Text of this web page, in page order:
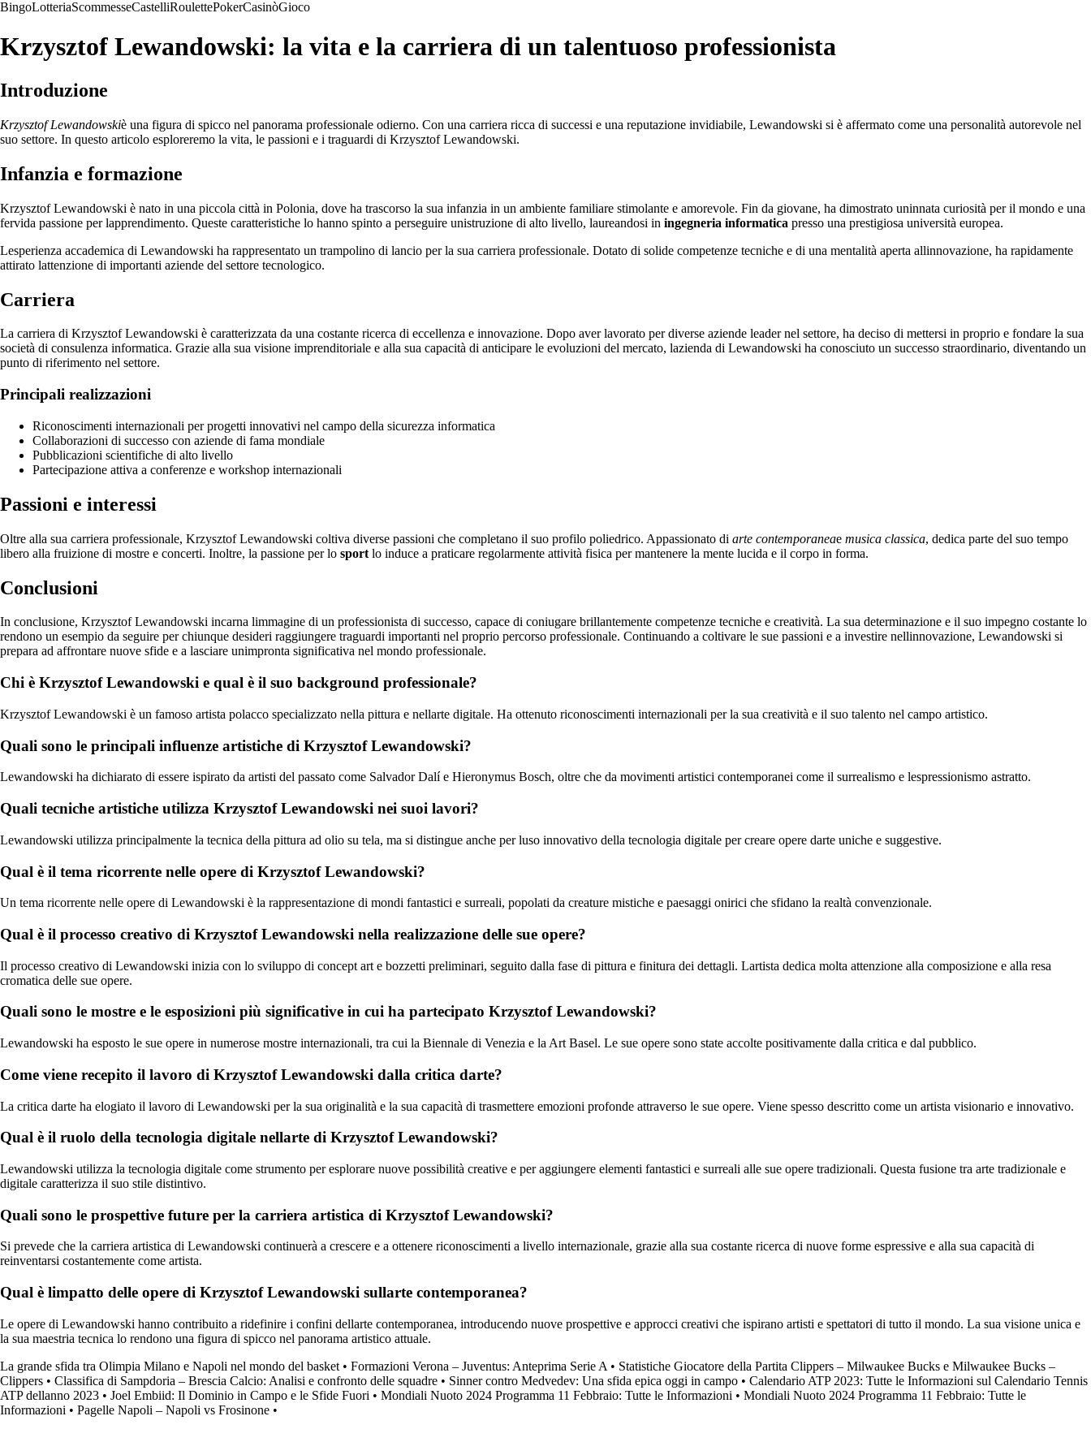
BingoLotteriaScommesseCastelliRoulettePokerCasinòGioco
Krzysztof Lewandowski: la vita e la carriera di un talentuoso professionista
Introduzione
Krzysztof Lewandowskiè una figura di spicco nel panorama professionale odierno. Con una carriera ricca di successi e una reputazione invidiabile, Lewandowski si è affermato come una personalità autorevole nel
suo settore. In questo articolo esploreremo la vita, le passioni e i traguardi di Krzysztof Lewandowski.
Infanzia e formazione
Krzysztof Lewandowski è nato in una piccola città in Polonia, dove ha trascorso la sua infanzia in un ambiente familiare stimolante e amorevole. Fin da giovane, ha dimostrato uninnata curiosità per il mondo e una
fervida passione per lapprendimento. Queste caratteristiche lo hanno spinto a perseguire unistruzione di alto livello, laureandosi in ingegneria informatica presso una prestigiosa università europea.
Lesperienza accademica di Lewandowski ha rappresentato un trampolino di lancio per la sua carriera professionale. Dotato di solide competenze tecniche e di una mentalità aperta allinnovazione, ha rapidamente
attirato lattenzione di importanti aziende del settore tecnologico.
Carriera
La carriera di Krzysztof Lewandowski è caratterizzata da una costante ricerca di eccellenza e innovazione. Dopo aver lavorato per diverse aziende leader nel settore, ha deciso di mettersi in proprio e fondare la sua
società di consulenza informatica. Grazie alla sua visione imprenditoriale e alla sua capacità di anticipare le evoluzioni del mercato, lazienda di Lewandowski ha conosciuto un successo straordinario, diventando un
punto di riferimento nel settore.
Principali realizzazioni
Riconoscimenti internazionali per progetti innovativi nel campo della sicurezza informatica
Collaborazioni di successo con aziende di fama mondiale
Pubblicazioni scientifiche di alto livello
Partecipazione attiva a conferenze e workshop internazionali
Passioni e interessi
Oltre alla sua carriera professionale, Krzysztof Lewandowski coltiva diverse passioni che completano il suo profilo poliedrico. Appassionato di arte contemporaneae musica classica, dedica parte del suo tempo
libero alla fruizione di mostre e concerti. Inoltre, la passione per lo sport lo induce a praticare regolarmente attività fisica per mantenere la mente lucida e il corpo in forma.
Conclusioni
In conclusione, Krzysztof Lewandowski incarna limmagine di un professionista di successo, capace di coniugare brillantemente competenze tecniche e creatività. La sua determinazione e il suo impegno costante lo
rendono un esempio da seguire per chiunque desideri raggiungere traguardi importanti nel proprio percorso professionale. Continuando a coltivare le sue passioni e a investire nellinnovazione, Lewandowski si
prepara ad affrontare nuove sfide e a lasciare unimpronta significativa nel mondo professionale.
Chi è Krzysztof Lewandowski e qual è il suo background professionale?
Krzysztof Lewandowski è un famoso artista polacco specializzato nella pittura e nellarte digitale. Ha ottenuto riconoscimenti internazionali per la sua creatività e il suo talento nel campo artistico.
Quali sono le principali influenze artistiche di Krzysztof Lewandowski?
Lewandowski ha dichiarato di essere ispirato da artisti del passato come Salvador Dalí e Hieronymus Bosch, oltre che da movimenti artistici contemporanei come il surrealismo e lespressionismo astratto.
Quali tecniche artistiche utilizza Krzysztof Lewandowski nei suoi lavori?
Lewandowski utilizza principalmente la tecnica della pittura ad olio su tela, ma si distingue anche per luso innovativo della tecnologia digitale per creare opere darte uniche e suggestive.
Qual è il tema ricorrente nelle opere di Krzysztof Lewandowski?
Un tema ricorrente nelle opere di Lewandowski è la rappresentazione di mondi fantastici e surreali, popolati da creature mistiche e paesaggi onirici che sfidano la realtà convenzionale.
Qual è il processo creativo di Krzysztof Lewandowski nella realizzazione delle sue opere?
Il processo creativo di Lewandowski inizia con lo sviluppo di concept art e bozzetti preliminari, seguito dalla fase di pittura e finitura dei dettagli. Lartista dedica molta attenzione alla composizione e alla resa
cromatica delle sue opere.
Quali sono le mostre e le esposizioni più significative in cui ha partecipato Krzysztof Lewandowski?
Lewandowski ha esposto le sue opere in numerose mostre internazionali, tra cui la Biennale di Venezia e la Art Basel. Le sue opere sono state accolte positivamente dalla critica e dal pubblico.
Come viene recepito il lavoro di Krzysztof Lewandowski dalla critica darte?
La critica darte ha elogiato il lavoro di Lewandowski per la sua originalità e la sua capacità di trasmettere emozioni profonde attraverso le sue opere. Viene spesso descritto come un artista visionario e innovativo.
Qual è il ruolo della tecnologia digitale nellarte di Krzysztof Lewandowski?
Lewandowski utilizza la tecnologia digitale come strumento per esplorare nuove possibilità creative e per aggiungere elementi fantastici e surreali alle sue opere tradizionali. Questa fusione tra arte tradizionale e
digitale caratterizza il suo stile distintivo.
Quali sono le prospettive future per la carriera artistica di Krzysztof Lewandowski?
Si prevede che la carriera artistica di Lewandowski continuerà a crescere e a ottenere riconoscimenti a livello internazionale, grazie alla sua costante ricerca di nuove forme espressive e alla sua capacità di
reinventarsi costantemente come artista.
Qual è limpatto delle opere di Krzysztof Lewandowski sullarte contemporanea?
Le opere di Lewandowski hanno contribuito a ridefinire i confini dellarte contemporanea, introducendo nuove prospettive e approcci creativi che ispirano artisti e spettatori di tutto il mondo. La sua visione unica e
la sua maestria tecnica lo rendono una figura di spicco nel panorama artistico attuale.
La grande sfida tra Olimpia Milano e Napoli nel mondo del basket • Formazioni Verona – Juventus: Anteprima Serie A • Statistiche Giocatore della Partita Clippers – Milwaukee Bucks e Milwaukee Bucks –
Clippers • Classifica di Sampdoria – Brescia Calcio: Analisi e confronto delle squadre • Sinner contro Medvedev: Una sfida epica oggi in campo • Calendario ATP 2023: Tutte le Informazioni sul Calendario Tennis
ATP dellanno 2023 • Joel Embiid: Il Dominio in Campo e le Sfide Fuori • Mondiali Nuoto 2024 Programma 11 Febbraio: Tutte le Informazioni • Mondiali Nuoto 2024 Programma 11 Febbraio: Tutte le
Informazioni • Pagelle Napoli – Napoli vs Frosinone •